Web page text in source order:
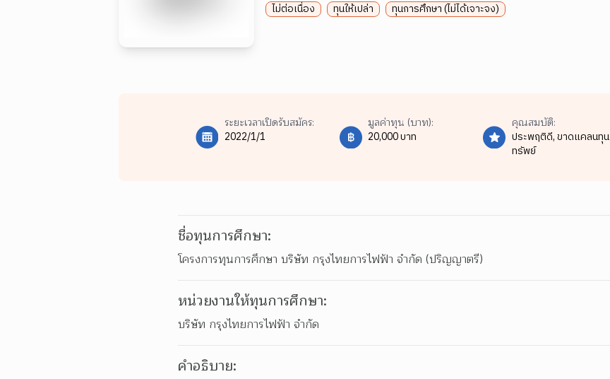
ไม่ต่อเนื่อง
ทุนให้เปล่า ทุนการศึกษา (ไม่ได้เจาะจง)
ระยะเวลาเปิดรับสมัคร:
2022/1/1
มูลค่าทุน (บาท):
20,000 บาท
คุณสมบัติ:
ประพฤติดี,ขาดแคลนทุน
ทรัพย์
ชื่อทุนการศึกษา:
โครงการทุนการศึกษา บริษัท กรุงไทยการไฟฟ้า จำกัด (ปริญญาตรี)
หน่วยงานให้ทุนการศึกษา:
บริษัท กรุงไทยการไฟฟ้า จำกัด
คำอธิบาย: